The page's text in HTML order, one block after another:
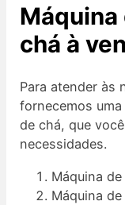
Máquina
chá à
Para atender às
fornecemos
de chá, que
necessidades.
Máquina
Máquina